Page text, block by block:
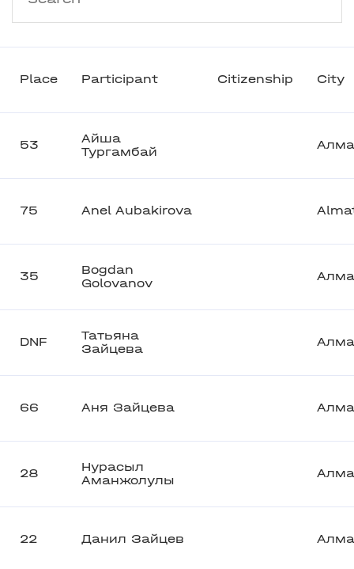
Place Participant Citizenship City
53
Айша
Тургамбай
75 Anel Aubakirova
35
Bogdan
Golovanov
DNF
Татьяна
Зайцева
66 Аня Зайцева
28
Нурасыл
Аманжолулы
22 Данил Зайцев